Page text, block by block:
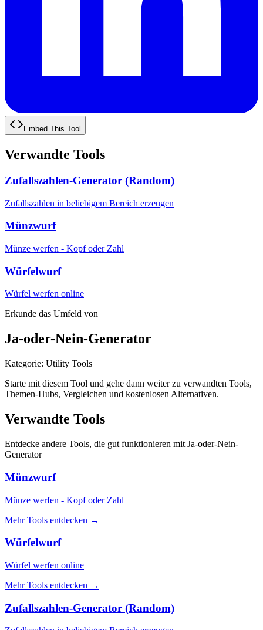
Embed This Tool
Verwandte Tools
Zufallszahlen-Generator (Random)
Zufallszahlen in beliebigem Bereich erzeugen
Münzwurf
Münze werfen - Kopf oder Zahl
Würfelwurf
Würfel werfen online
Erkunde das Umfeld von
Ja-oder-Nein-Generator
Kategorie: Utility Tools
Starte mit diesem Tool und gehe dann weiter zu verwandten Tools,
Themen-Hubs, Vergleichen und kostenlosen Alternativen.
Verwandte Tools
Entdecke andere Tools, die gut funktionieren mit Ja-oder-Nein-
Generator
Münzwurf
Münze werfen - Kopf oder Zahl
Mehr Tools entdecken →
Würfelwurf
Würfel werfen online
Mehr Tools entdecken →
Zufallszahlen-Generator (Random)